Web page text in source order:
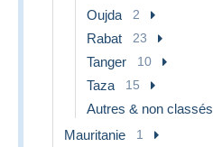
Oujda 2
Rabat 23
Tanger 10
Taza 15
Autres & non classés
Mauritanie 1